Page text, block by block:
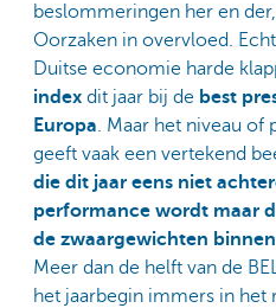
beslommeringen her en
Oorzaken in overvloed.
Duitse economie harde
index dit jaar bij de best
Europa. Maar het niveau of
geeft vaak een vertekend
die dit jaar eens niet
performance wordt maar
de zwaargewichten
Meer dan de helft van de
het jaarbegin immers in het